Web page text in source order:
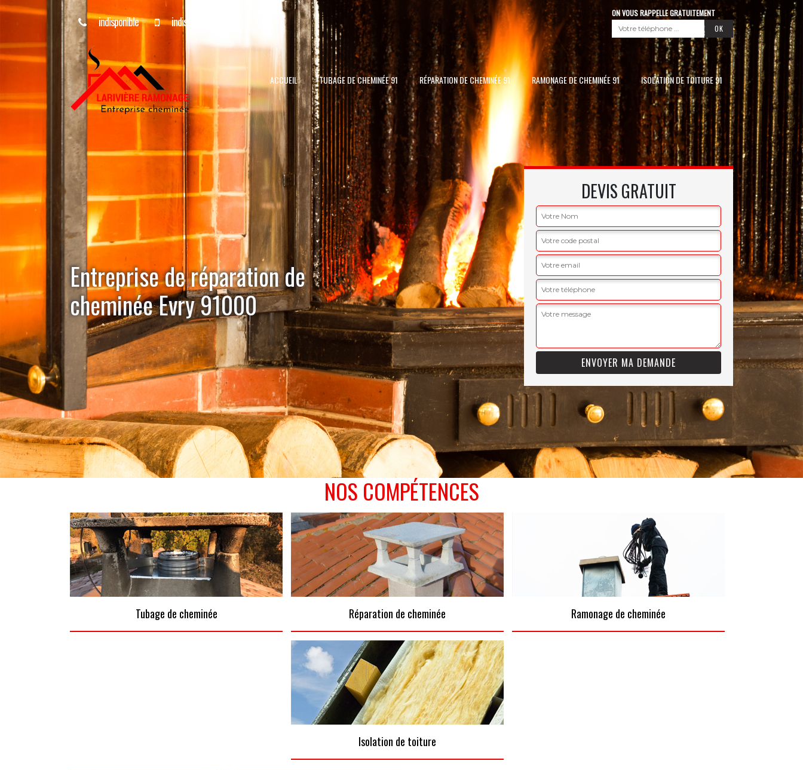
indisponible indisponible
ON VOUS RAPPELLE GRATUITEMENT
ACCUEIL TUBAGE DE CHEMINÉE 91 RÉPARATION DE CHEMINÉE 91 RAMONAGE DE CHEMINÉE 91 ISOLATION DE TOITURE 91
Entreprise de réparation de
cheminée Evry 91000
DEVIS GRATUIT
NOS COMPÉTENCES
Tubage de cheminée Réparation de cheminée Ramonage de cheminée
Isolation de toiture